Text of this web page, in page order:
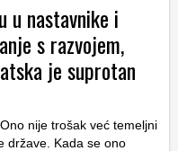
u nastavnike i
s razvojem,
je suprotan
nije trošak već temeljni
države. Kada se ono